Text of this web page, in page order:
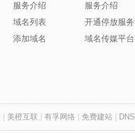
服务介绍
域名列表
添加域名
服务介绍
开通停放服务
域名传媒平台
美橙互联 有孚网络 免费建站